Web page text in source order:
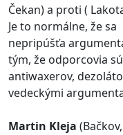
Čekan) a proti (
Je to normálne, že sa
nepripúšťa
tým, že odporcovia
antiwaxerov,
vedeckými
Martin Kleja